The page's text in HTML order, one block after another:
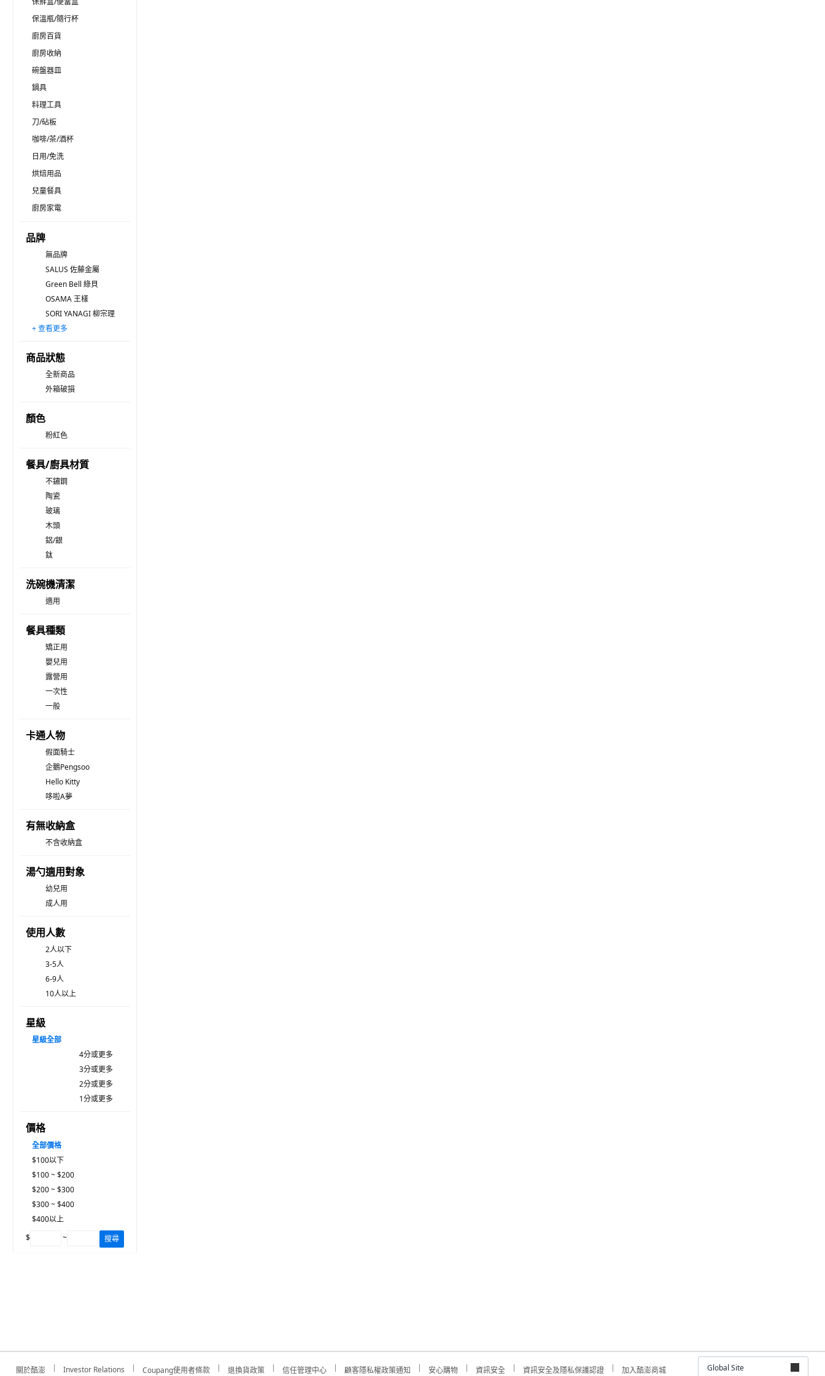
保溫瓶/隨行杯
廚房百貨
廚房收納
碗盤器皿
鍋具
料理工具
刀/砧板
咖啡/茶/酒杯
日用/免洗
烘焙用品
兒童餐具
廚房家電
品牌
無品牌
SALUS 佐藤金屬
Green Bell 綠貝
OSAMA 王樣
SORI YANAGI 柳宗理
JUST HOME
Chieh Pao 潔豹
kanesho 金正陶器
Axis 艾克思
AHOYE
NICOTT
TATUNG 大同磁器
TU 良品
HIKARI 日光生活
U-mop
JIAROGA 嘉洛展
NEOFLAM
台灣第一筷
GOZENBO 御膳坊
埃恩
+ 查看更多
商品狀態
全新商品
外箱破損
顏色
粉紅色
餐具/廚具材質
不鏽鋼
陶瓷
玻璃
木頭
鋁/銀
鈦
洗碗機清潔
適用
餐具種類
矯正用
嬰兒用
露營用
一次性
一般
卡通人物
假面騎士
企鵝Pengsoo
Hello Kitty
哆啦A夢
有無收納盒
不含收納盒
湯勺適用對象
幼兒用
成人用
使用人數
2人以下
3-5人
6-9人
10人以上
星級
星級全部
4分或更多
3分或更多
2分或更多
1分或更多
價格
全部價格
$100以下
$100 ~ $200
$200 ~ $300
$300 ~ $400
$400以上
$
~ 搜尋
關於酷澎 Investor Relations Coupang使用者條款 退換貨政策 信任管理中心 顧客隱私權政策通知 安心購物 資訊安全 資訊安全及隱私保護認證 加入酷澎商城 Global Site